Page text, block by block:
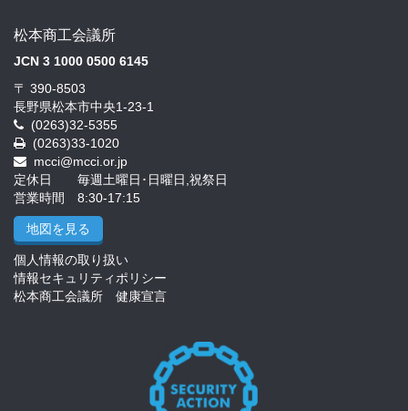
松本商工会議所
JCN 3 1000 0500 6145
〒 390-8503
長野県松本市中央1-23-1
(0263)32-5355
(0263)33-1020
mcci@mcci.or.jp
定休日 毎週土曜日･日曜日,祝祭日
営業時間 8:30-17:15
地図を見る
個人情報の取り扱い
情報セキュリティポリシー
松本商工会議所 健康宣言